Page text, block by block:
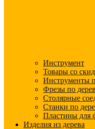
Инструмент
Товары со
Инструменты
Фрезы по
Столярные
Станки по
Пластины для
Изделия из дерева